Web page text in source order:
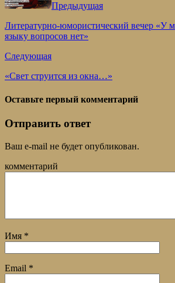
Предыдущая
Литературно-юмористический вечер «У
языку вопросов нет»
Следующая
«Свет струится из окна…»
Оставьте первый комментарий
Отправить ответ
Ваш e-mail не будет опубликован.
комментарий
Имя *
Email *